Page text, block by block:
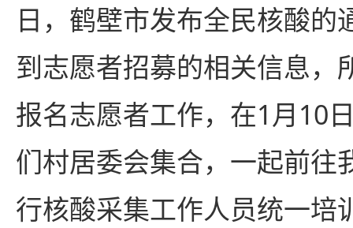
日，鹤壁市发布全民核酸的
到志愿者招募的相关信息，
报名志愿者工作，在1月10
们村居委会集合，一起前往
行核酸采集工作人员统一培